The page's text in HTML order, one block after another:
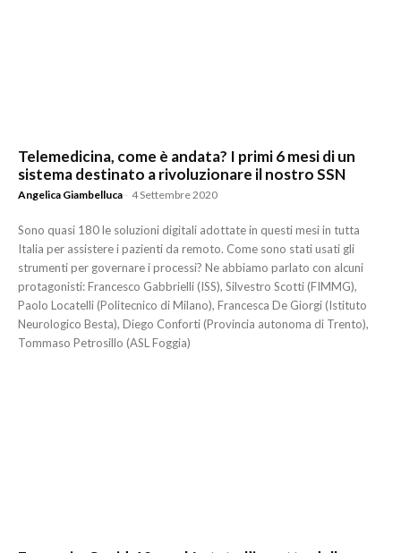
Telemedicina, come è andata? I primi 6 mesi di un
sistema destinato a rivoluzionare il nostro SSN
Angelica Giambelluca - 4 Settembre 2020
Sono quasi 180 le soluzioni digitali adottate in questi mesi in tutta
Italia per assistere i pazienti da remoto. Come sono stati usati gli
strumenti per governare i processi? Ne abbiamo parlato con alcuni
protagonisti: Francesco Gabbrielli (ISS), Silvestro Scotti (FIMMG),
Paolo Locatelli (Politecnico di Milano), Francesca De Giorgi (Istituto
Neurologico Besta), Diego Conforti (Provincia autonoma di Trento),
Tommaso Petrosillo (ASL Foggia)